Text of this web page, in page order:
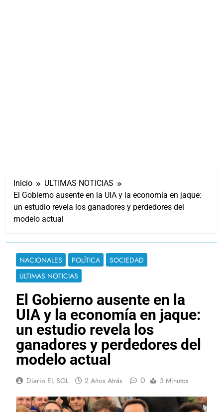
Inicio
ULTIMAS NOTICIAS
El Gobierno ausente en la UIA y la economía en jaque:
un estudio revela los ganadores y perdedores del
modelo actual
NACIONALES POLÍTICA
SOCIEDAD
ULTIMAS NOTICIAS
El Gobierno ausente en la
UIA y la economía en jaque:
un estudio revela los
ganadores y perdedores del
modelo actual
Diario EL SOL 2 Años Atrás 0 3 Minutos